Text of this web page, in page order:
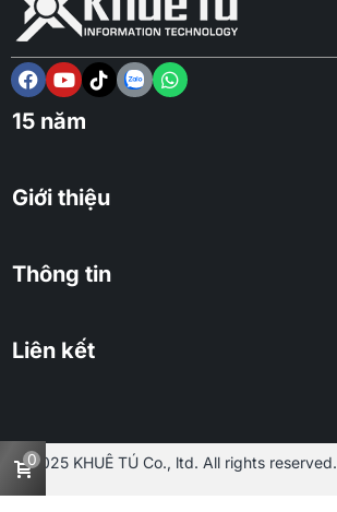
15 năm
Giới thiệu
Thông tin
Liên kết
2025 KHUÊ TÚ Co., ltd. All rights reserved.
0